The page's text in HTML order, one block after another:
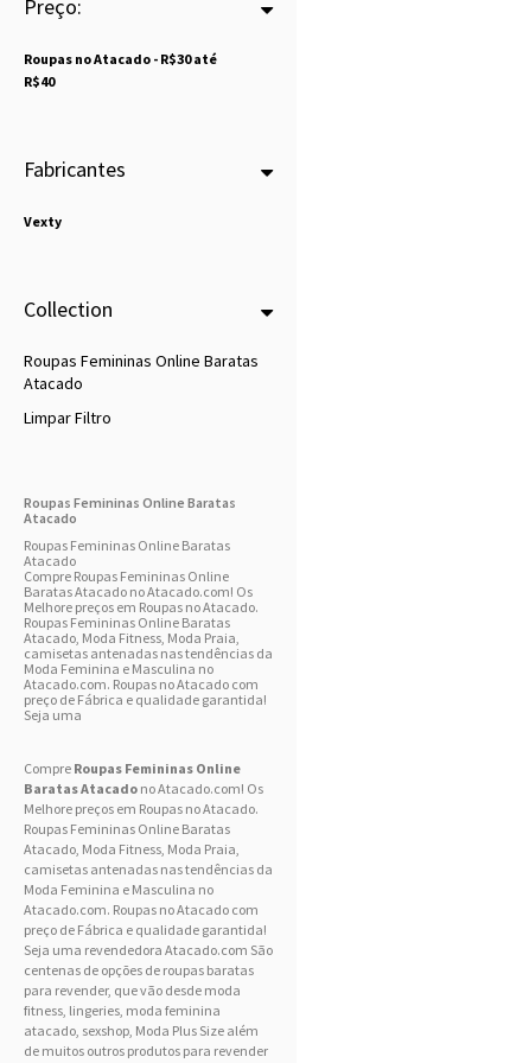
Preço:
Roupas no Atacado - R$30 até
R$40
Fabricantes
Vexty
Collection
Roupas Femininas Online Baratas
Atacado
Limpar Filtro
Roupas Femininas Online Baratas
Atacado
Roupas Femininas Online Baratas
Atacado
Compre Roupas Femininas Online
Baratas Atacado no Atacado.com! Os
Melhore preços em Roupas no Atacado.
Roupas Femininas Online Baratas
Atacado, Moda Fitness, Moda Praia,
camisetas antenadas nas tendências da
Moda Feminina e Masculina no
Atacado.com. Roupas no Atacado com
preço de Fábrica e qualidade garantida!
Seja uma
Compre Roupas Femininas Online
Baratas Atacado no Atacado.com! Os
Melhore preços em Roupas no Atacado.
Roupas Femininas Online Baratas
Atacado, Moda Fitness, Moda Praia,
camisetas antenadas nas tendências da
Moda Feminina e Masculina no
Atacado.com. Roupas no Atacado com
preço de Fábrica e qualidade garantida!
Seja uma revendedora Atacado.com São
centenas de opções de roupas baratas
para revender, que vão desde moda
fitness, lingeries, moda feminina
atacado, sexshop, Moda Plus Size além
de muitos outros produtos para revender